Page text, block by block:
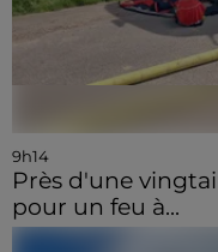
9h14
Près d'une
pour un feu à...